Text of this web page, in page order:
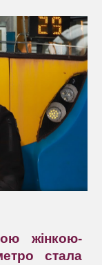
жінкою-
стала